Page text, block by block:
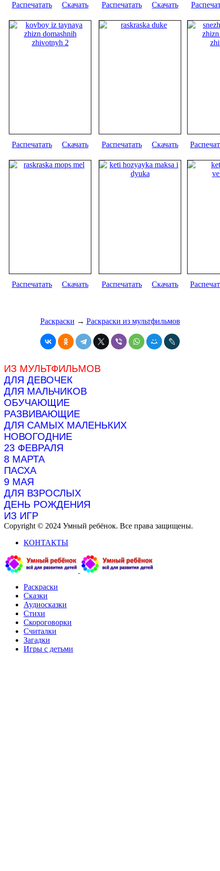
Распечатать Скачать Распечатать Скачать
Распечатать Скачать Распечатать Скачать
Распечатать Скачать Распечатать Скачать
Раскраски → Раскраски из мультфильмов
ИЗ МУЛЬТФИЛЬМОВ
ДЛЯ ДЕВОЧЕК
ДЛЯ МАЛЬЧИКОВ
ОБУЧАЮЩИЕ
РАЗВИВАЮЩИЕ
ДЛЯ САМЫХ МАЛЕНЬКИХ
НОВОГОДНИЕ
23 ФЕВРАЛЯ
8 МАРТА
ПАСХА
9 МАЯ
ДЛЯ ВЗРОСЛЫХ
ДЕНЬ РОЖДЕНИЯ
ИЗ ИГР
Copyright © 2024 Умный ребёнок. Все права защищены.
КОНТАКТЫ
Раскраски
Сказки
Аудиосказки
Стихи
Скороговорки
Считалки
Загадки
Игры с детьми